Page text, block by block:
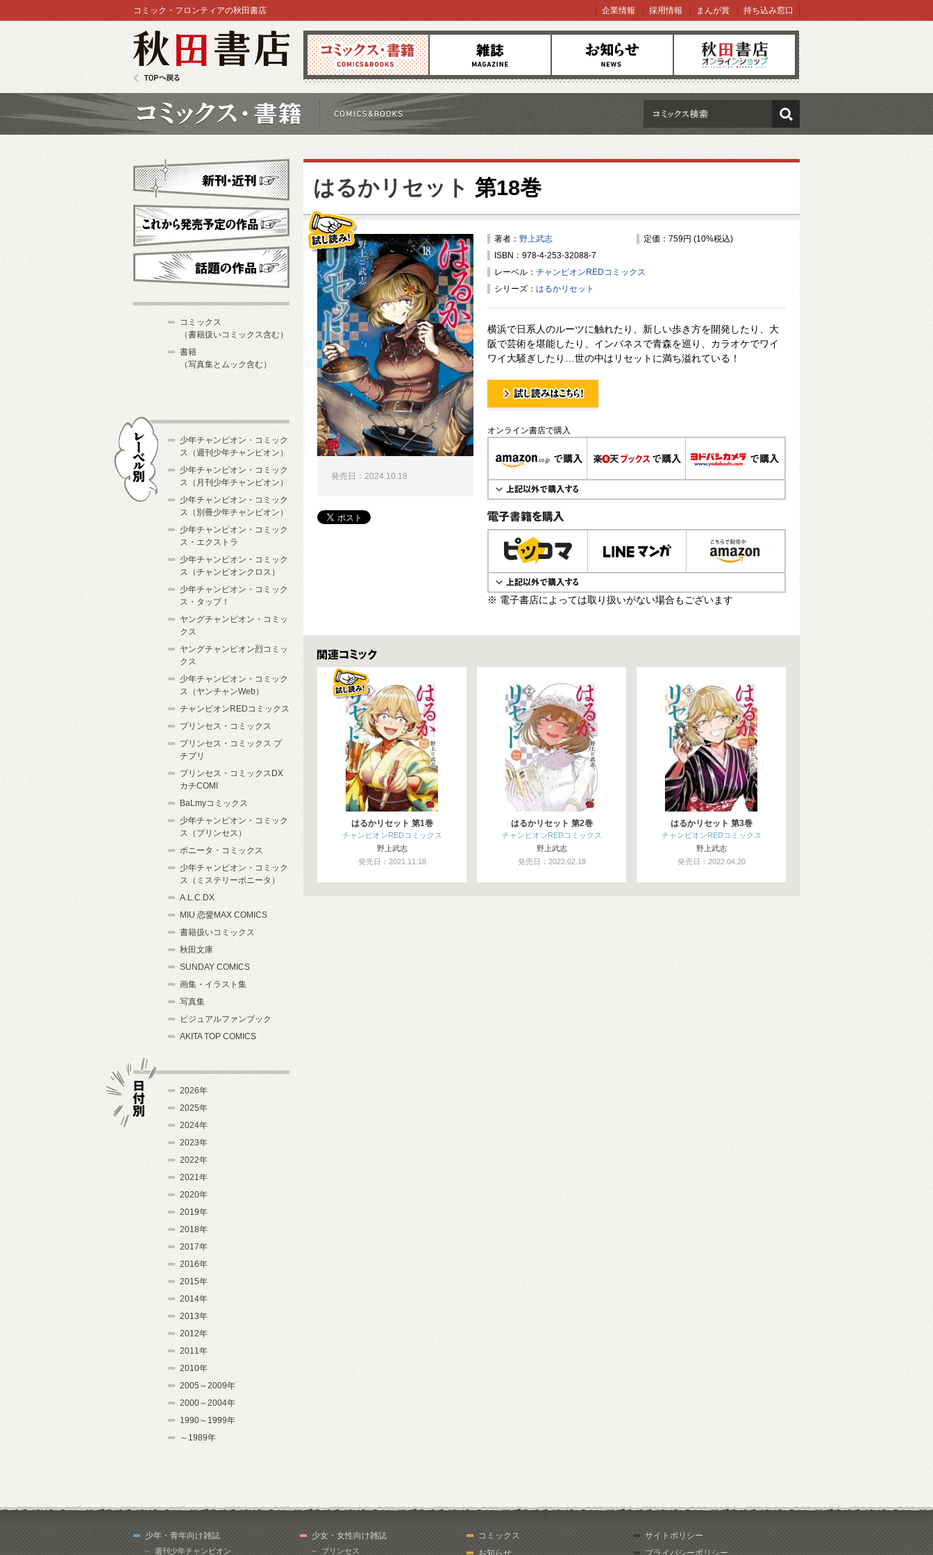
コミックス 雑誌 お知らせ オンラインショップ
コミック・フロンティアの秋田書店 企業情報 採用情報 まんが賞 持ち込み窓口
検索
はるかリセット 第18巻
著者： 野上武志
定価：759円 (10%税込)
ISBN：978-4-253-32088-7
レーベル： チャンピオンREDコミックス
シリーズ： はるかリセット
横浜で日系人のルーツに触れたり、新しい歩き方を開発したり、大
阪で芸術を堪能したり、インバネスで青森を巡り、カラオケでワイ
ワイ大騒ぎしたり…世の中はリセットに満ち溢れている！
試し読み！
オンライン書店で購入
電子書籍で購入
※ 電子書店によっては取り扱いがない場合もございます
発売日：2024.10.18
関連コミックス
はるかリセット 第1巻
チャンピオンREDコミックス
野上武志
発売日：2021.11.18
はるかリセット 第2巻
チャンピオンREDコミックス
野上武志
発売日：2022.02.18
はるかリセット 第3巻
チャンピオンREDコミックス
野上武志
発売日：2022.04.20
新刊・近刊
これから発売予定
コミックス
（書籍扱いコミックス含む）
書籍
（写真集とムック含む）
少年チャンピオン・コミック
ス（週刊少年チャンピオン）
少年チャンピオン・コミック
ス（月刊少年チャンピオン）
少年チャンピオン・コミック
ス（別冊少年チャンピオン）
少年チャンピオン・コミック
ス・エクストラ
少年チャンピオン・コミック
ス（チャンピオンクロス）
少年チャンピオン・コミック
ス・タップ！
ヤングチャンピオン・コミッ
クス
ヤングチャンピオン烈コミッ
クス
少年チャンピオン・コミック
ス（ヤンチャンWeb）
チャンピオンREDコミックス
プリンセス・コミックス
プリンセス・コミックス プ
チプリ
プリンセス・コミックスDX
カチCOMI
BaLmyコミックス
少年チャンピオン・コミック
ス（プリンセス）
ボニータ・コミックス
少年チャンピオン・コミック
ス（ミステリーボニータ）
A.L.C.DX
MIU 恋愛MAX COMICS
書籍扱いコミックス
秋田文庫
SUNDAY COMICS
画集・イラスト集
写真集
ビジュアルファンブック
AKITA TOP COMICS
2026年
2025年
2024年
2023年
2022年
2021年
2020年
2019年
2018年
2017年
2016年
2015年
2014年
2013年
2012年
2011年
2010年
2005～2009年
2000～2004年
1990～1999年
～1989年
少年・青年向け雑誌
週刊少年チャンピオン
少女・女性向け雑誌
プリンセス
コミックス
お知らせ
サイトポリシー
プライバシーポリシー